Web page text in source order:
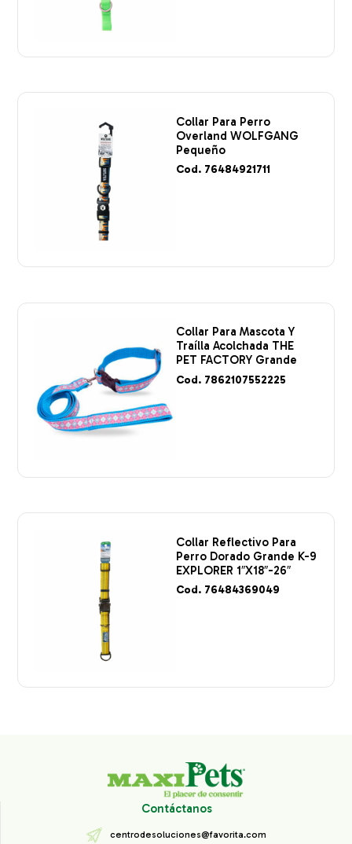
Collar Para Perro
Overland WOLFGANG
Pequeño
Cod. 76484921711
Collar Para Mascota Y
Traílla Acolchada THE
PET FACTORY Grande
Cod. 7862107552225
Collar Reflectivo Para
Perro Dorado Grande K-9
EXPLORER 1″X18″-26″
Cod. 76484369049
Contáctanos
centrodesoluciones@favorita.com